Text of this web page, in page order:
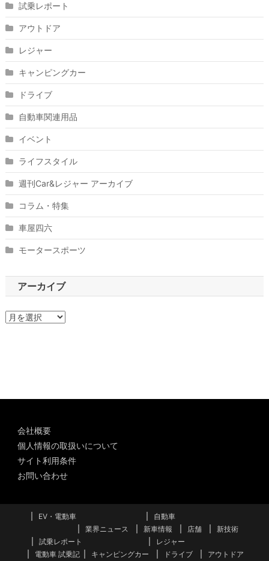
試乗レポート
アウトドア
レジャー
キャンピングカー
ドライブ
自動車関連用品
イベント
ライフスタイル
週刊Car&レジャー アーカイブ
コラム・特集
車屋四六
モータースポーツ
アーカイブ
ア
会社概要
個人情報の取扱いについて
サイト利用条件
お問い合わせ
EV・電動車
自動車
業界ニュース
新車情報 店舗
新技術
試乗レポート
電動車 試乗記
レジャー
キャンピングカー
ドライブ アウトドア